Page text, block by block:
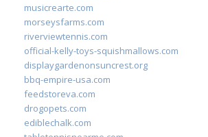
musicrearte.com
morseysfarms.com
riverviewtennis.com
official-kelly-toys-squishmallows.com
displaygardenonsuncrest.org
bbq-empire-usa.com
feedstoreva.com
drogopets.com
ediblechalk.com